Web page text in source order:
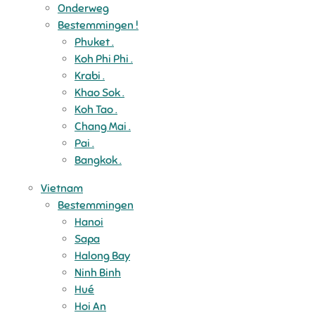
Onderweg
Bestemmingen !
Phuket .
Koh Phi Phi .
Krabi .
Khao Sok .
Koh Tao .
Chang Mai .
Pai .
Bangkok .
Vietnam
Bestemmingen
Hanoi
Sapa
Halong Bay
Ninh Binh
Hué
Hoi An